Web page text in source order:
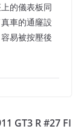
的儀表板同
車的通窿設
易被按壓後
GT3 R #27 FI